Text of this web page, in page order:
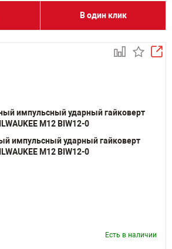
В один клик
импульсный ударный гайковерт
M12 BIW12-0
Есть в наличии